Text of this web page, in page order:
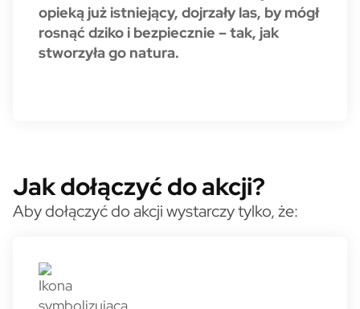
opieką już istniejący, dojrzały las, by mógł
rosnąć dziko i bezpiecznie – tak, jak
stworzyła go natura.
Jak dołączyć do akcji?
Aby dołączyć do akcji wystarczy tylko, że: